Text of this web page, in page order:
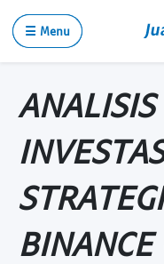
☰ Menu
BINANCE